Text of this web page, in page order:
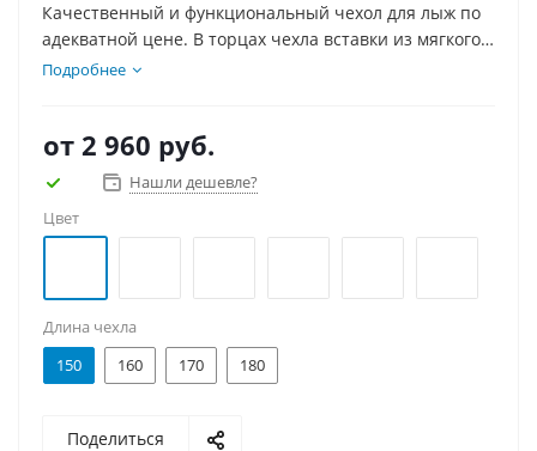
Качественный и функциональный чехол для лыж по
адекватной цене. В торцах чехла вставки из мягкого
материала, защищающие лыжи, когда вы ставите
Подробнее
от 2 960 руб.
Нашли дешевле?
Цвет
Длина чехла
150
160 170 180
Поделиться